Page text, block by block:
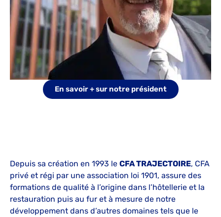
En savoir + sur notre président
Depuis sa création en 1993 le CFA TRAJECTOIRE, CFA
privé et régi par une association loi 1901, assure des
formations de qualité à l’origine dans l’hôtellerie et la
restauration puis au fur et à mesure de notre
développement dans d’autres domaines tels que le